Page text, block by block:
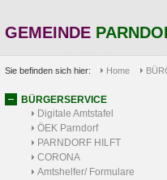
GEMEINDE
Sie befinden sich hier: Home
BÜRGERSERVICE
Digitale Amtstafel
ÖEK Parndorf
PARNDORF HILFT
CORONA
Amtshelfer/ Formulare